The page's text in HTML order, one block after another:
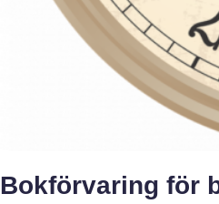
Bokförvaring för